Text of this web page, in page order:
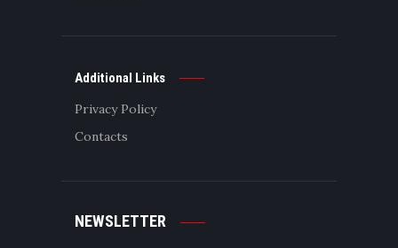
Additional Links
Privacy Policy
Contacts
NEWSLETTER